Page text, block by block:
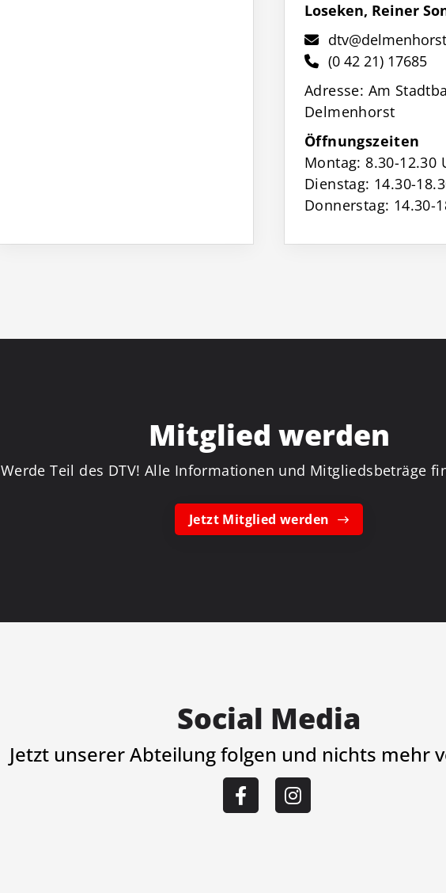
Loseken, Reiner
(0 42 21) 17685
Adresse: Am
Delmenhorst
Öffnungszeiten
Montag: 8.30-12.30
Dienstag: 14.30-
Donnerstag: 14.30-
Mitglied werden
Werde Teil des DTV! Alle Informationen und Mitgliedsbeträge
Jetzt Mitglied werden
Social Media
Jetzt unserer Abteilung folgen und nichts mehr